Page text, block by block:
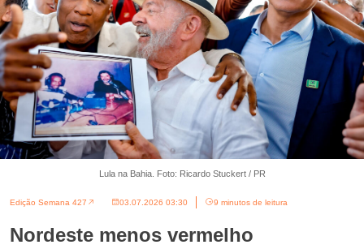
Lula na Bahia. Foto: Ricardo Stuckert / PR
Edição Semana 427 03.07.2026 03:30 9 minutos de leitura
Nordeste menos vermelho